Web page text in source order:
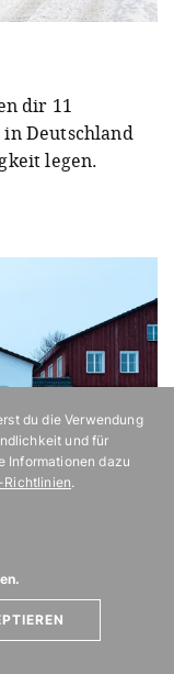
dir 11
Deutschland
legen.
du die Verwendung
und für
Informationen dazu
.